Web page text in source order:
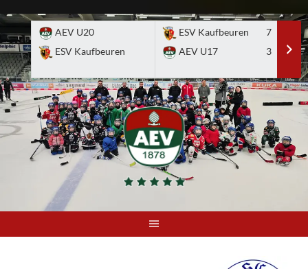
to
content
AEV U20
ESV Kaufbeuren
ESV Kaufbeuren
7
AEV U17
3